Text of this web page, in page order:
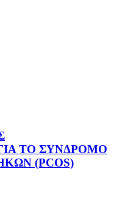
ΤΟ ΣΥΝΔΡΟΜΟ
(PCOS)